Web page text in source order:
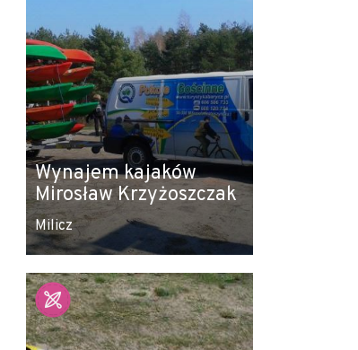
Leaflet|© Amistad© OpenStreetMap contributors
Wynajem kajaków
Mirosław Krzyżoszczak
Milicz